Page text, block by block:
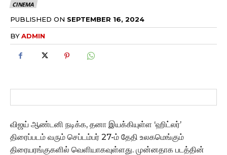
CINEMA
PUBLISHED ON SEPTEMBER 16, 2024
BYADMIN
விஜய் ஆண்டனி நடிக்க, தனா இயக்கியுள்ள ‘ஹிட்லர்’
திரைப்படம் வரும் செப்டம்பர் 27-ம் தேதி உலகமெங்கும்
திரையரங்குகளில் வெளியாகவுள்ளது. முன்னதாக படத்தின்